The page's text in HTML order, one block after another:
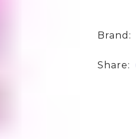
Brand:
Share: